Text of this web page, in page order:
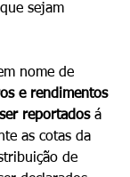
sejam
nome de
e rendimentos
reportados á
as cotas da
de